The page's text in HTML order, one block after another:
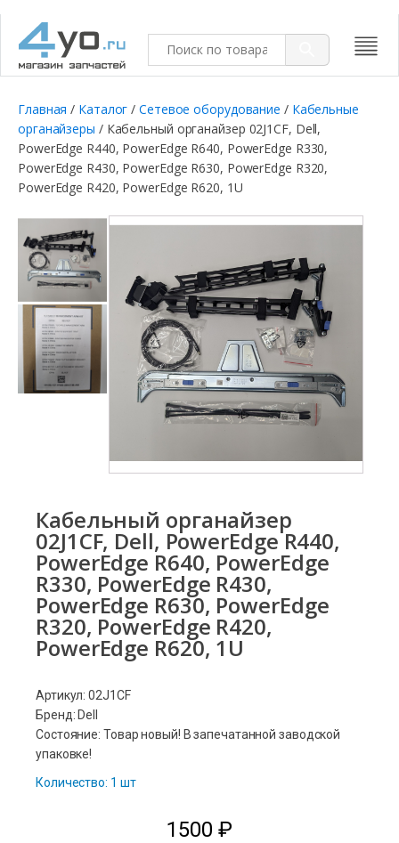
Главная / Каталог /Сетевое оборудование / Кабельные
органайзеры / Кабельный органайзер 02J1CF, Dell,
PowerEdge R440, PowerEdge R640, PowerEdge R330,
PowerEdge R430, PowerEdge R630, PowerEdge R320,
PowerEdge R420, PowerEdge R620, 1U
Кабельный органайзер
02J1CF, Dell, PowerEdge R440,
PowerEdge R640, PowerEdge
R330, PowerEdge R430,
PowerEdge R630, PowerEdge
R320, PowerEdge R420,
PowerEdge R620, 1U
Артикул: 02J1CF
Бренд: Dell
Состояние: Товар новый! В запечатанной заводской
упаковке!
Количество: 1 шт
1500 ₽